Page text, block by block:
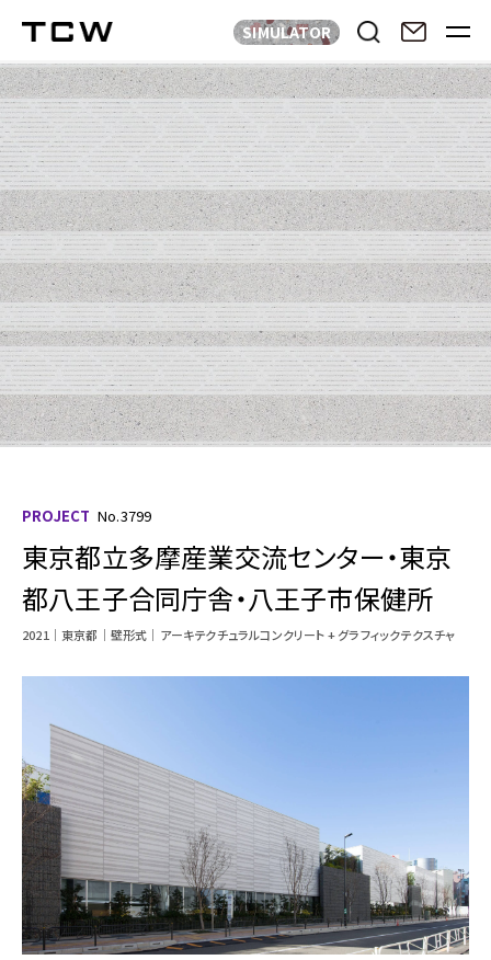
SIMULATOR
PROJECT No.3799
東京都立多摩産業交流センター・東京
都八王子合同庁舎・八王子市保健所
2021 東京都 壁形式 アーキテクチュラルコンクリート + グラフィックテクスチャ